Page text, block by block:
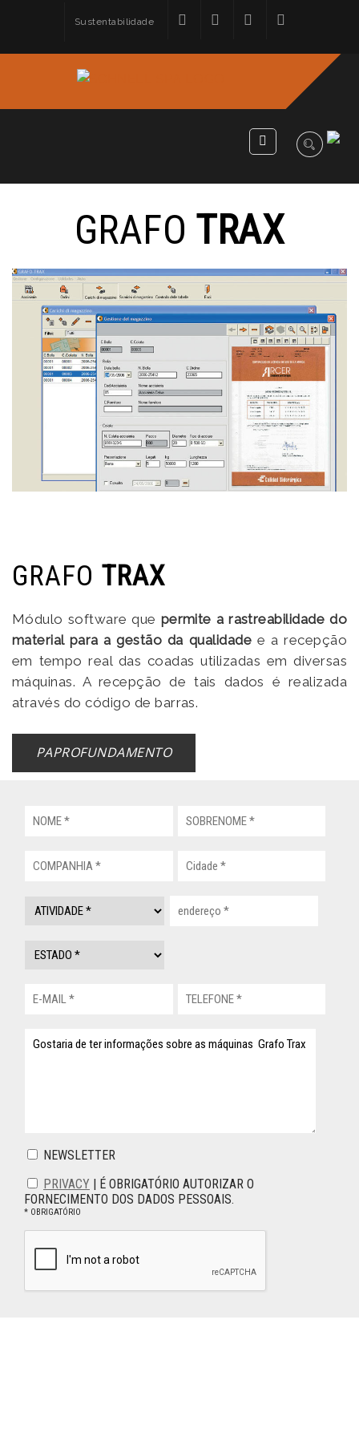
Sustentabilidade
GRAFO TRAX
GRAFO TRAX
Módulo software que permite a rastreabilidade do
material para a gestão da qualidade e a recepção
em tempo real das coadas utilizadas em diversas
máquinas. A recepção de tais dados é realizada
através do código de barras.
PAPROFUNDAMENTO